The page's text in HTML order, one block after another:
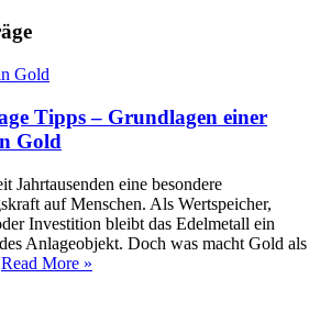
Tipps – Grundlagen einer
Gold
Jahrtausenden eine besondere
auf Menschen. Als Wertspeicher,
Investition bleibt das Edelmetall ein
Anlageobjekt. Doch was macht Gold als
Read More »